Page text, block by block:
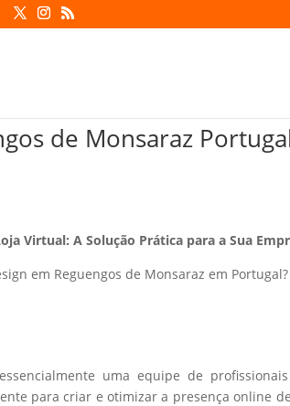
de Monsaraz
Virtual: A Solução Prática para a Sua
em Reguengos de Monsaraz em Portugal?
uma equipe de
para criar e otimizar a presença online